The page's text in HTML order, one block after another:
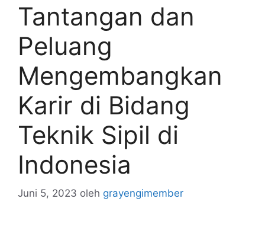
Tantangan dan
Peluang
Mengembangkan
Karir di Bidang
Teknik Sipil di
Indonesia
Juni 5, 2023 oleh grayengimember